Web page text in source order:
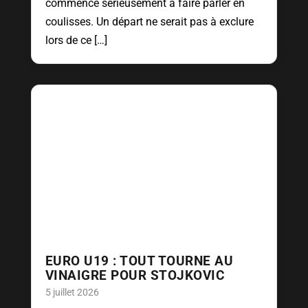
commence sérieusement à faire parler en
coulisses. Un départ ne serait pas à exclure
lors de ce […]
EURO U19 : TOUT TOURNE AU
VINAIGRE POUR STOJKOVIC
5 juillet 2026